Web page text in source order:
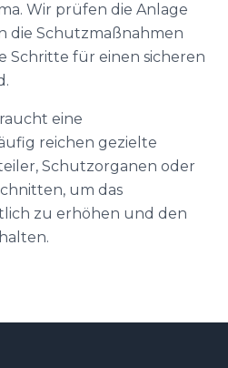
Wir prüfen die Anlage
die Schutzmaßnahmen
Schritte für einen sicheren
eine
reichen gezielte
Schutzorganen oder
um das
zu erhöhen und den